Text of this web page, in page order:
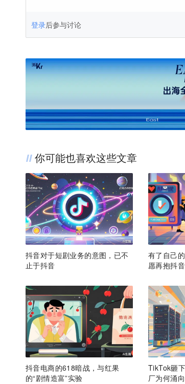
登录后参与讨论
你可能也喜欢这些文章
抖音对于短剧业务的意图，已不
止于抖音
有了自己
愿再抱抖
抖音电商的618暗战，与红果
的“剧情造富”实验
TikTok砸
厂为何涌